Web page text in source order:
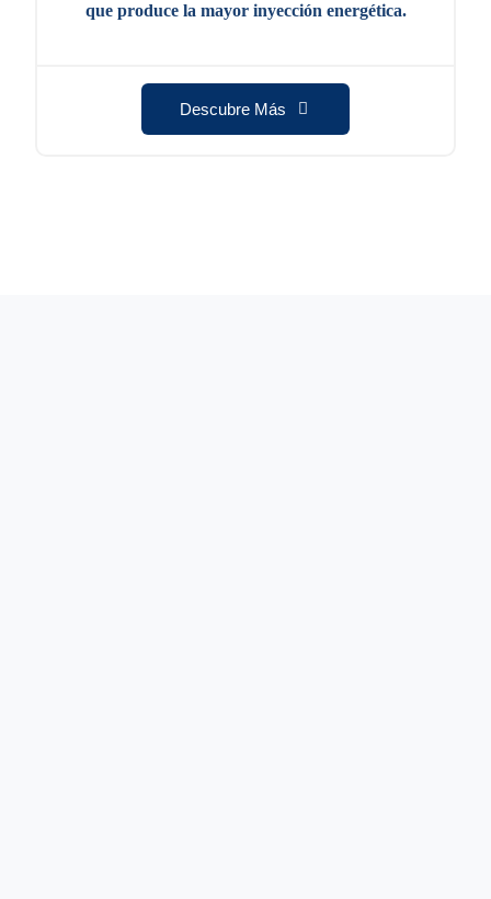
que produce la mayor inyección energética.
Descubre Más